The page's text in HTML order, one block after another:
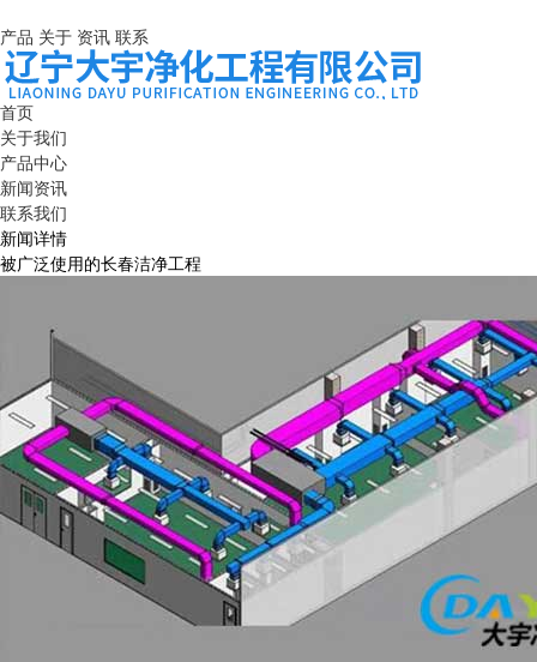
产品 关于 资讯 联系
首页
关于我们
产品中心
新闻资讯
联系我们
新闻详情
被广泛使用的长春洁净工程